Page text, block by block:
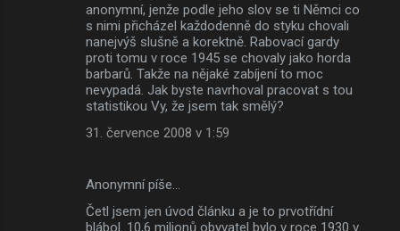
anonymní, jenže podle jeho slov se ti Němci co
s nimi přicházel každodenně do styku chovali
nanejvýš slušně a korektně. Rabovací gardy
proti tomu v roce 1945 se chovaly jako horda
barbarů. Takže na nějaké zabíjení to moc
nevypadá. Jak byste navrhoval pracovat s tou
statistikou Vy, že jsem tak smělý?
31. července 2008 v 1:59
Anonymní píše…
Četl jsem jen úvod článku a je to prvotřídní
blábol. 10,6 milionů obyvatel bylo v roce 1930 v